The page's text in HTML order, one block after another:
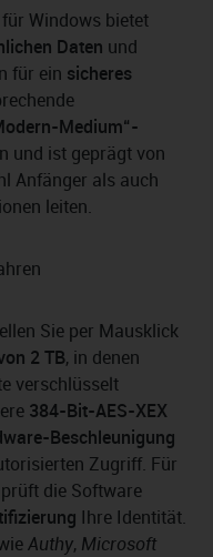
Windows bietet
Daten und
für ein sicheres
Medium“-
und ist geprägt von
Anfänger als auch
leiten.
Sie per Mausklick
2 TB, in denen
verschlüsselt
384-Bit-AES-XEX
Beschleunigung
Zugriff. Für
die Software
Ihre Identität.
Authy, Microsoft